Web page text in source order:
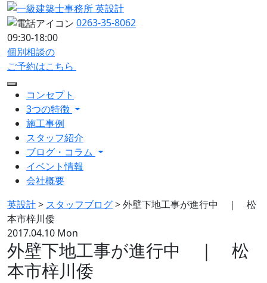
0263-35-8062
09:30-18:00
個別相談の
ご予約はこちら
コンセプト
3つの特徴
施工事例
スタッフ紹介
ブログ・コラム
イベント情報
会社概要
英設計> スタッフブログ>外壁下地工事が進行中 ｜ 松
本市梓川倭
2017.04.10 Mon
外壁下地工事が進行中 ｜ 松
本市梓川倭